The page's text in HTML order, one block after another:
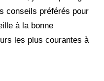
conseils préférés pour
à la bonne
les plus courantes à